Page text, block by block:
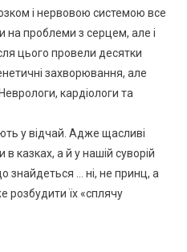
і нервовою системою все
на проблеми з серцем, але і
цього провели десятки
захворювання, але
кардіологи та
у відчай. Адже щасливі
казках, а й у нашій суворій
знайдеться … ні, не принц, а
розбудити їх «сплячу